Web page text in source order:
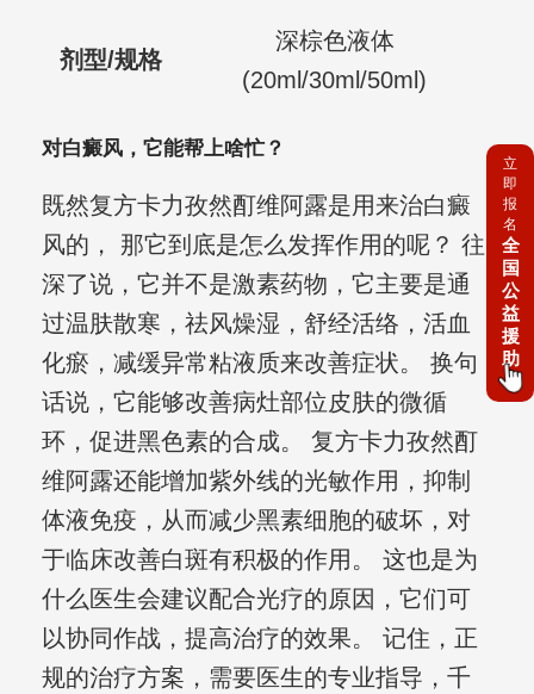
剂型/规格
深棕色液体
(20ml/30ml/50ml)
对白癜风，它能帮上啥忙？
既然复方卡力孜然酊维阿露是用来治白癜
风的， 那它到底是怎么发挥作用的呢？ 往
深了说，它并不是激素药物，它主要是通
过温肤散寒，祛风燥湿，舒经活络，活血
化瘀，减缓异常粘液质来改善症状。 换句
话说，它能够改善病灶部位皮肤的微循
环，促进黑色素的合成。 复方卡力孜然酊
维阿露还能增加紫外线的光敏作用，抑制
体液免疫，从而减少黑素细胞的破坏，对
于临床改善白斑有积极的作用。 这也是为
什么医生会建议配合光疗的原因，它们可
以协同作战，提高治疗的效果。 记住，正
规的治疗方案，需要医生的专业指导，千
立
即
报
名
全
国
公
益
援
助